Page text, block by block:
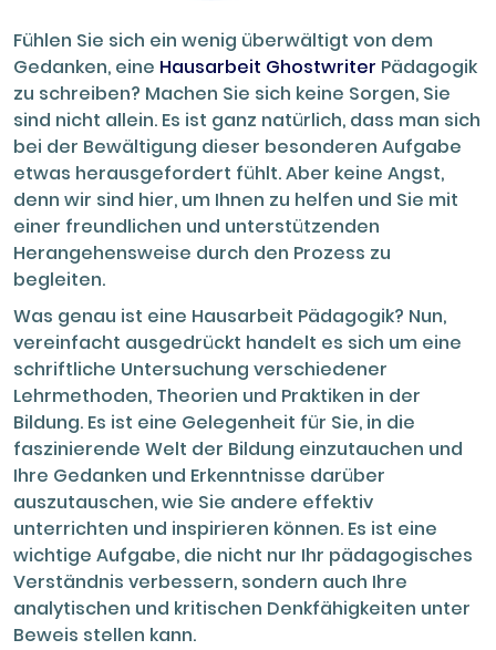
Fühlen Sie sich ein wenig überwältigt von dem
Gedanken, eine Hausarbeit Ghostwriter Pädagogik
zu schreiben? Machen Sie sich keine Sorgen, Sie
sind nicht allein. Es ist ganz natürlich, dass man sich
bei der Bewältigung dieser besonderen Aufgabe
etwas herausgefordert fühlt. Aber keine Angst,
denn wir sind hier, um Ihnen zu helfen und Sie mit
einer freundlichen und unterstützenden
Herangehensweise durch den Prozess zu
begleiten.
Was genau ist eine Hausarbeit Pädagogik? Nun,
vereinfacht ausgedrückt handelt es sich um eine
schriftliche Untersuchung verschiedener
Lehrmethoden, Theorien und Praktiken in der
Bildung. Es ist eine Gelegenheit für Sie, in die
faszinierende Welt der Bildung einzutauchen und
Ihre Gedanken und Erkenntnisse darüber
auszutauschen, wie Sie andere effektiv
unterrichten und inspirieren können. Es ist eine
wichtige Aufgabe, die nicht nur Ihr pädagogisches
Verständnis verbessern, sondern auch Ihre
analytischen und kritischen Denkfähigkeiten unter
Beweis stellen kann.